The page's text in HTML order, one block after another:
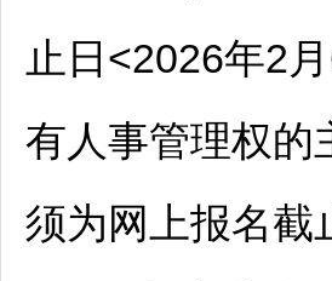
止日<2026年2
有人事管理权的
须为网上报名截